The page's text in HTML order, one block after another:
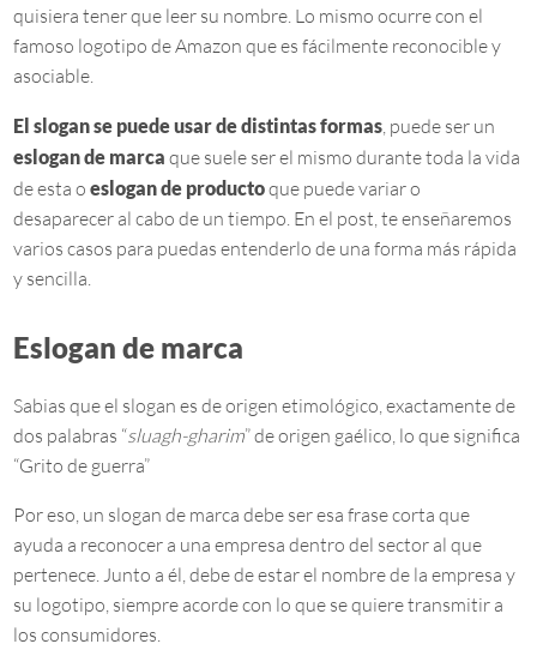
quisiera tener que leer su nombre. Lo mismo ocurre con el
famoso logotipo de Amazon que es fácilmente reconocible y
asociable.
El slogan se puede usar de distintas formas, puede ser un
eslogan de marca que suele ser el mismo durante toda la vida
de esta oeslogan de productoque puede variar o
desaparecer al cabo de un tiempo. En el post, te enseñaremos
varios casos para puedas entenderlo de una forma más rápida
y sencilla.
Eslogan de marca
Sabias que el slogan es de origen etimológico, exactamente de
dos palabras “sluagh-gharim” de origen gaélico, lo que significa
“Grito de guerra”
Por eso, un slogan de marca debe ser esa frase corta que
ayuda a reconocer a una empresa dentro del sector al que
pertenece. Junto a él, debe de estar el nombre de la empresa y
su logotipo, siempre acorde con lo que se quiere transmitir a
los consumidores.